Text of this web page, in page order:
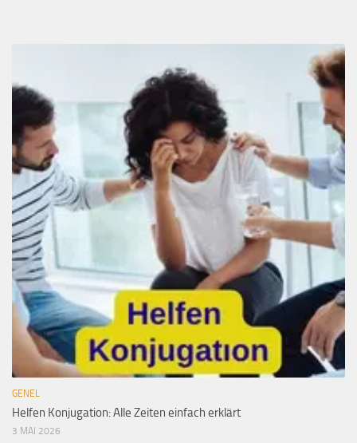
GENEL
Helfen Konjugation: Alle Zeiten einfach erklärt
3 MAI 2026